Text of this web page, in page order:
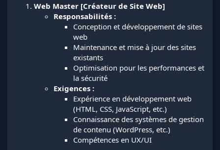
Web Master [Créateur de Site Web]
Responsabilités :
Conception et développement de sites
web
Maintenance et mise à jour des sites
existants
Optimisation pour les performances et
la sécurité
Exigences :
Expérience en développement web
(HTML, CSS, JavaScript, etc.)
Connaissance des systèmes de gestion
de contenu (WordPress, etc.)
Compétences en UX/UI